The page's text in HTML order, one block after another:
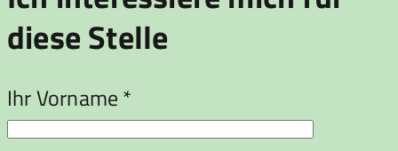
diese Stelle
Ihr Vorname *